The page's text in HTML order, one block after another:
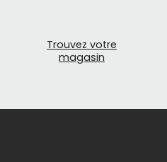
Trouvez votre
magasin